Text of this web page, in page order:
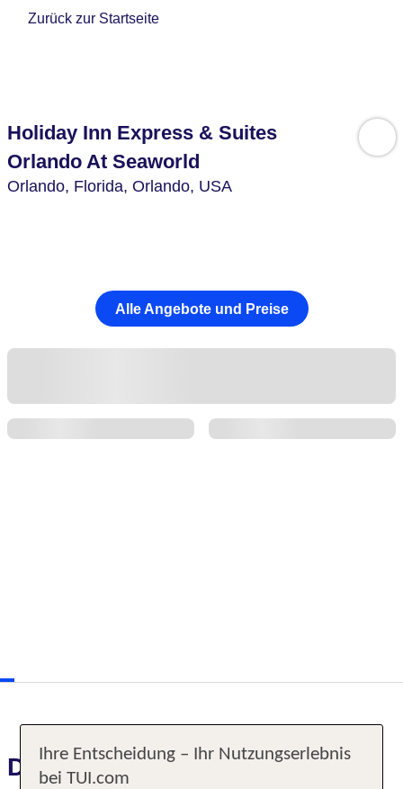
Zurück zur Startseite
Holiday Inn Express & Suites
Orlando At Seaworld
Orlando, Florida, Orlando, USA
Alle Angebote und Preise
Das erwartet Sie
Ihre Entscheidung – Ihr Nutzungserlebnis
bei TUI.com